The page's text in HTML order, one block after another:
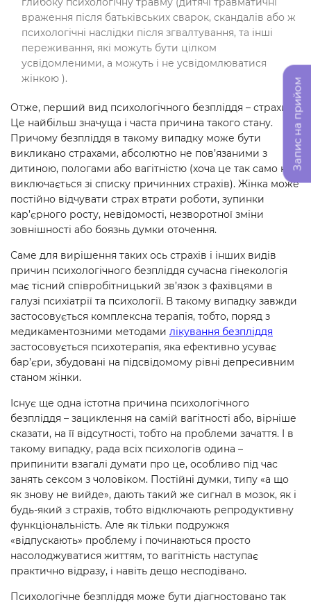
враження після батьківських сварок, скандалів або ж
психологічні наслідки після згвалтування, та інші
переживання, які можуть бути цілком
усвідомленими, а можуть і не усвідомлюватися
жінкою ).
Отже, перший вид психологічного безпліддя – страхи.
Це найбільш значуща і часта причина такого стану.
Причому безпліддя в такому випадку може бути
викликано страхами, абсолютно не пов’язаними з
дитиною, пологами або вагітністю (хоча це так само не
виключається зі списку причинних страхів). Жінка може
постійно відчувати страх втрати роботи, зупинки
кар’єрного росту, невідомості, незворотної зміни
зовнішності або боязнь думки оточення.
Саме для вирішення таких ось страхів і інших видів
причин психологічного безпліддя сучасна гінекологія
має тісний співробітницький зв’язок з фахівцями в
галузі психіатрії та психології. В такому випадку завжди
застосовується комплексна терапія, тобто, поряд з
медикаментозними методами лікування безпліддя
застосовується психотерапія, яка ефективно усуває
бар’єри, збудовані на підсвідомому рівні депресивним
станом жінки.
Існує ще одна істотна причина психологічного
безпліддя – зациклення на самій вагітності або, вірніше
сказати, на її відсутності, тобто на проблеми зачаття. І в
такому випадку, рада всіх психологів одина –
припинити взагалі думати про це, особливо під час
занять сексом з чоловіком. Постійні думки, типу «а що
як знову не вийде», дають такий же сигнал в мозок, як і
будь-який з страхів, тобто відключають репродуктивну
функціональність. Але як тільки подружжя
«відпускають» проблему і починаються просто
насолоджуватися життям, то вагітність наступає
практично відразу, і навіть дещо несподівано.
Психологічне безпліддя може бути діагностовано так
Запис на прийом